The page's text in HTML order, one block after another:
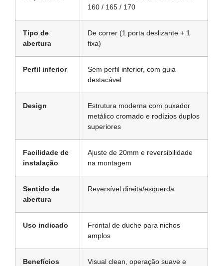
160 / 165 / 170
Tipo de
abertura
De correr (1 porta deslizante + 1
fixa)
Perfil inferior
Sem perfil inferior, com guia
destacável
Design
Estrutura moderna com puxador
metálico cromado e rodízios duplos
superiores
Facilidade de
instalação
Ajuste de 20mm e reversibilidade
na montagem
Sentido de
abertura
Reversível direita/esquerda
Uso indicado
Frontal de duche para nichos
amplos
Benefícios
Visual clean, operação suave e